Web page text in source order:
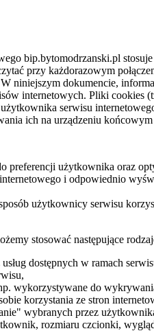
bip.bytomodrzanski.pl
przy każdorazowym
niniejszym dokumencie,
internetowych. Pliki cookies
serwisu
ich na urządzeniu
preferencji użytkownika oraz
i odpowiednio
użytkownicy serwisu
stosować następujące
dostępnych w ramach
wykorzystywane do
korzystania ze stron
wybranych przez
rozmiaru czcionki,